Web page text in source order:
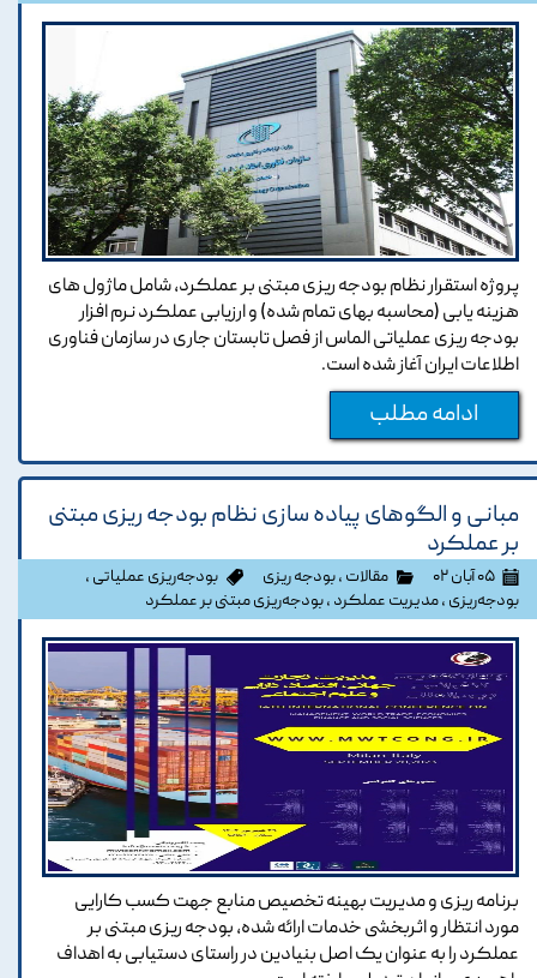
پروژه استقرار نظام بودجه ریزی مبتنی بر عملکرد، شامل ماژول های
هزینه یابی (محاسبه بهای تمام شده) و ارزیابی عملکرد نرم افزار
بودجه ریزی عملیاتی الماس از فصل تابستان جاری در سازمان فناوری
اطلاعات ایران آغاز شده است.
ادامه مطلب
مبانی و الگوهای پیاده سازی نظام بودجه ریزی مبتنی
بر عملکرد
۰۵ آبان ۰۲ مقالات ،بودجه ریزی بودجه‌ریزی عملیاتی ،
بودجه‌ریزی ،مدیریت عملکرد ،بودجه‌ریزی مبتنی بر عملکرد
برنامه ریزی و مدیریت بهینه تخصیص منابع جهت کسب کارایی
مورد انتظار و اثربخشی خدمات ارائه شده، بودجه ریزی مبتنی بر
عملکرد را به عنوان یک اصل بنیادین در راستای دستیابی به اهداف